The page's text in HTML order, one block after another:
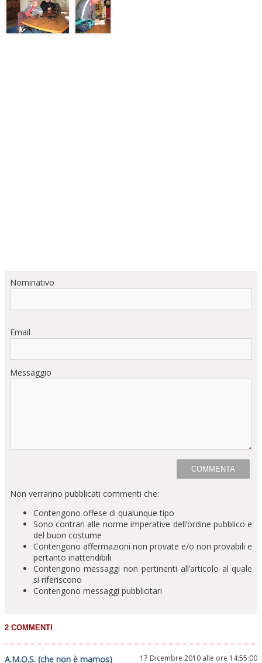
Nominativo
Email
Messaggio
Non verranno pubblicati commenti che:
Contengono offese di qualunque tipo
Sono contrari alle norme imperative dell’ordine pubblico e
del buon costume
Contengono affermazioni non provate e/o non provabili e
pertanto inattendibili
Contengono messaggi non pertinenti all’articolo al quale
si riferiscono
Contengono messaggi pubblicitari
A.M.O.S. (che non è mamos) 17 Dicembre 2010 alle ore 14:55:00